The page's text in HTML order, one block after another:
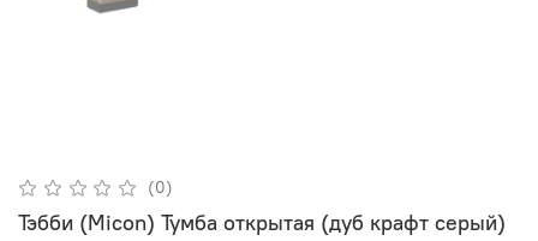
(0)
Тэбби (Micon) Тумба открытая (дуб крафт серый)